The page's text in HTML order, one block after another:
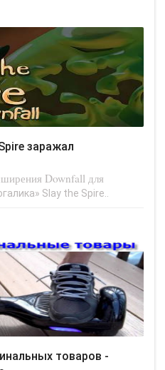
Downfall для
Slay the Spire..